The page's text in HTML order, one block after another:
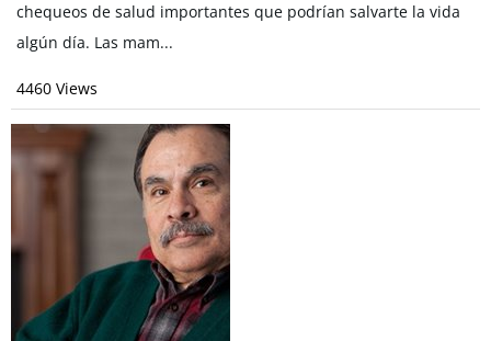
chequeos de salud importantes que podrían salvarte la vida
algún día. Las mam...
4460 Views